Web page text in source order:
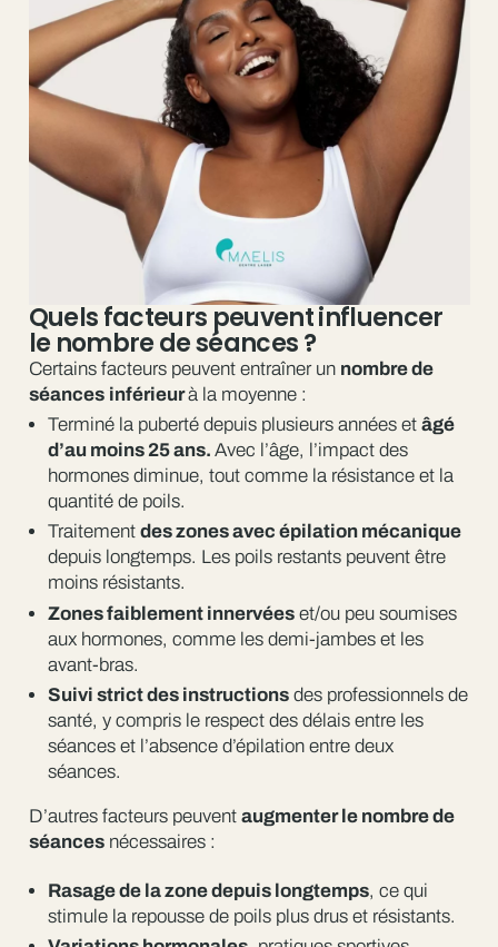
Quels facteurs peuvent influencer
le nombre de séances ?
Certains facteurs peuvent entraîner un nombre de
séances inférieurà la moyenne :
Terminé la puberté depuis plusieurs années et âgé
d’au moins 25 ans. Avec l’âge, l’impact des
hormones diminue, tout comme la résistance et la
quantité de poils.
Traitement des zones avec épilation mécanique
depuis longtemps. Les poils restants peuvent être
moins résistants.
Zones faiblement innervéeset/ou peu soumises
aux hormones, comme les demi-jambes et les
avant-bras.
Suivi strict des instructionsdes professionnels de
santé, y compris le respect des délais entre les
séances et l’absence d’épilation entre deux
séances.
D’autres facteurs peuvent augmenter le nombre de
séancesnécessaires :
Rasage de la zone depuis longtemps, ce qui
stimule la repousse de poils plus drus et résistants.